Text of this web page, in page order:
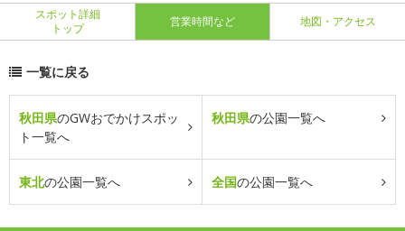
スポット詳細
トップ
営業時間など 地図・アクセス
一覧に戻る
秋田県のGWおでかけスポッ
ト一覧へ
秋田県の公園一覧へ
東北の公園一覧へ 全国の公園一覧へ